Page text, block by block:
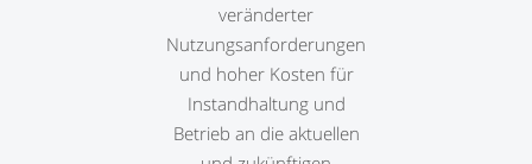
veränderter
Nutzungsanforderungen
und hoher Kosten für
Instandhaltung und
Betrieb an die aktuellen